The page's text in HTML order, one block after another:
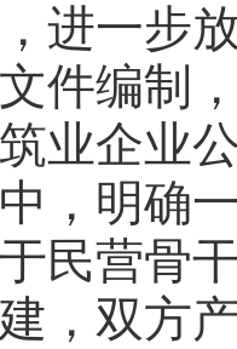
进一步
件编制
业企业
，明确
民营骨
，双方